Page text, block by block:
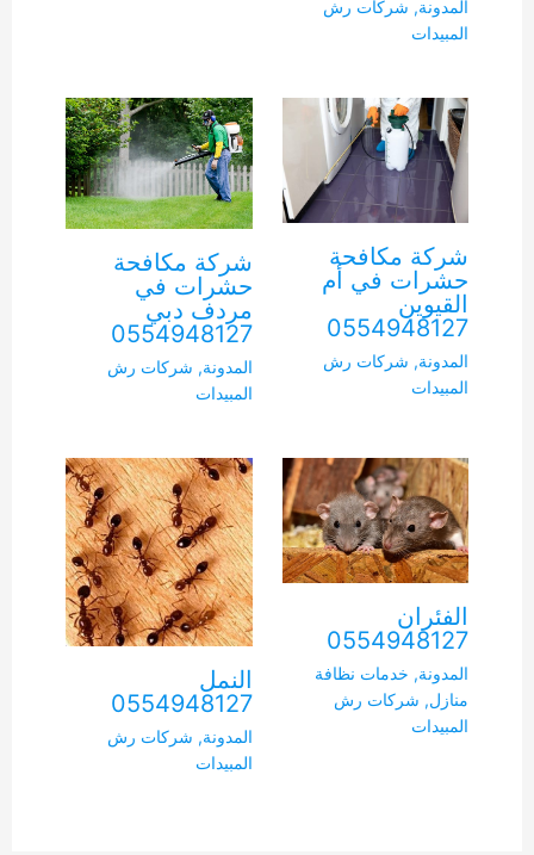
المدونة, شركات رش
المبيدات
شركة مكافحة
حشرات في أم
القيوين
0554948127
المدونة, شركات رش
المبيدات
شركة مكافحة
حشرات في
مردف دبي
0554948127
المدونة, شركات رش
المبيدات
الفئران
0554948127
المدونة, خدمات نظافة
منازل, شركات رش
المبيدات
النمل
0554948127
المدونة, شركات رش
المبيدات